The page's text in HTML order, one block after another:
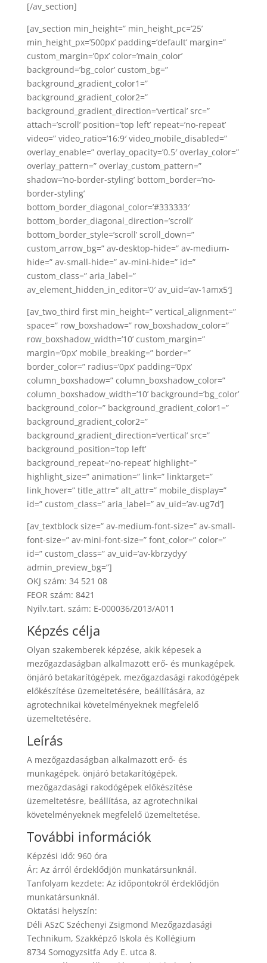
[/av_section]
[av_section min_height=” min_height_pc=’25’
min_height_px=’500px’ padding=’default’ margin=”
custom_margin=’0px’ color=’main_color’
background=’bg_color’ custom_bg=”
background_gradient_color1=”
background_gradient_color2=”
background_gradient_direction=’vertical’ src=”
attach=’scroll’ position=’top left’ repeat=’no-repeat’
video=” video_ratio=’16:9′ video_mobile_disabled=”
overlay_enable=” overlay_opacity=’0.5′ overlay_color=”
overlay_pattern=” overlay_custom_pattern=”
shadow=’no-border-styling’ bottom_border=’no-
border-styling’
bottom_border_diagonal_color=’#333333′
bottom_border_diagonal_direction=’scroll’
bottom_border_style=’scroll’ scroll_down=”
custom_arrow_bg=” av-desktop-hide=” av-medium-
hide=” av-small-hide=” av-mini-hide=” id=”
custom_class=” aria_label=”
av_element_hidden_in_editor=’0′ av_uid=’av-1amx5′]
[av_two_third first min_height=” vertical_alignment=”
space=” row_boxshadow=” row_boxshadow_color=”
row_boxshadow_width=’10’ custom_margin=”
margin=’0px’ mobile_breaking=” border=”
border_color=” radius=’0px’ padding=’0px’
column_boxshadow=” column_boxshadow_color=”
column_boxshadow_width=’10’ background=’bg_color’
background_color=” background_gradient_color1=”
background_gradient_color2=”
background_gradient_direction=’vertical’ src=”
background_position=’top left’
background_repeat=’no-repeat’ highlight=”
highlight_size=” animation=” link=” linktarget=”
link_hover=” title_attr=” alt_attr=” mobile_display=”
id=” custom_class=” aria_label=” av_uid=’av-ug7d’]
[av_textblock size=” av-medium-font-size=” av-small-
font-size=” av-mini-font-size=” font_color=” color=”
id=” custom_class=” av_uid=’av-kbrzydyy’
admin_preview_bg=”]
OKJ szám: 34 521 08
FEOR szám: 8421
Nyilv.tart. szám: E-000036/2013/A011
Képzés célja
Olyan szakemberek képzése, akik képesek a
mezőgazdaságban alkalmazott erő- és munkagépek,
önjáró betakarítógépek, mezőgazdasági rakodógépek
előkészítése üzemeltetésére, beállítására, az
agrotechnikai követelményeknek megfelelő
üzemeltetésére.
Leírás
A mezőgazdaságban alkalmazott erő- és
munkagépek, önjáró betakarítógépek,
mezőgazdasági rakodógépek előkészítése
üzemeltetésre, beállítása, az agrotechnikai
követelményeknek megfelelő üzemeltetése.
További információk
Képzési idő: 960 óra
Ár: Az árról érdeklődjön munkatársunknál.
Tanfolyam kezdete: Az időpontokról érdeklődjön
munkatársunknál.
Oktatási helyszín:
Déli ASzC Széchenyi Zsigmond Mezőgazdasági
Technikum, Szakképző Iskola és Kollégium
8734 Somogyzsitfa Ady E. utca 8.